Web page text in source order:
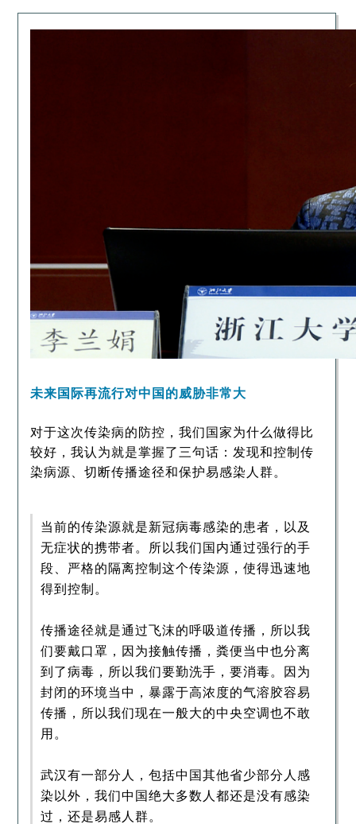
未来国际再流行对中国的威胁非常大
对于这次传染病的防控，我们国家为什么做得比
较好，我认为就是掌握了三句话：发现和控制传
染病源、切断传播途径和保护易感染人群。
当前的传染源就是新冠病毒感染的患者，以及
无症状的携带者。所以我们国内通过强行的手
段、严格的隔离控制这个传染源，使得迅速地
得到控制。
传播途径就是通过飞沫的呼吸道传播，所以我
们要戴口罩，因为接触传播，粪便当中也分离
到了病毒，所以我们要勤洗手，要消毒。因为
封闭的环境当中，暴露于高浓度的气溶胶容易
传播，所以我们现在一般大的中央空调也不敢
用。
武汉有一部分人，包括中国其他省少部分人感
染以外，我们中国绝大多数人都还是没有感染
过，还是易感人群。